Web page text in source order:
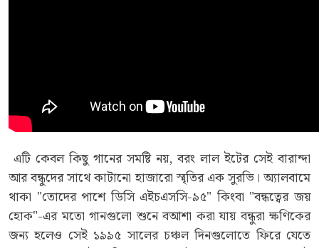
এটি কেবল কিছু গানের সমষ্টি নয়, বরং লাল ইটের সেই বারান্দা
আর বন্ধুদের সাথে কাটানো হাজারো স্মৃতির এক সুরভি। অ্যালবামে
থাকা "তোদের পাশে ডিসি এইচএসসি-৯৫" কিংবা "বন্ধত্বের জয়
হোক"-এর মতো গানগুলো শুনে বআশা করা যায় বন্ধুরা ক্ষণিকের
জন্য হলেও সেই ১৯৯৫ সালের চঞ্চল দিনগুলোতে ফিরে যেতে